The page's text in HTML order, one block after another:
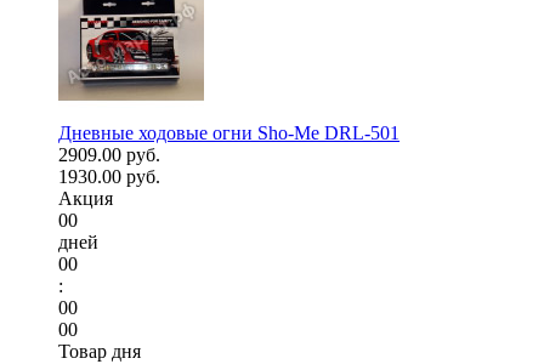
Дневные ходовые огни Sho-Me DRL-501
2909.00 руб.
1930.00 руб.
Акция
00
дней
00
:
00
00
Товар дня